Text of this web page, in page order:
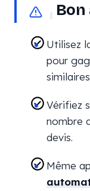
Bon
Utilisez
pour
Vérifiez
nombre
devis.
Même